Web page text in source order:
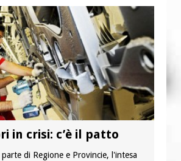
in crisi: c’è il patto
di Regione e Provincie, l'intesa